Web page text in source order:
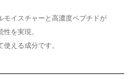
モイスチャーと高濃度ペプチドが
を実現。
える成分です。